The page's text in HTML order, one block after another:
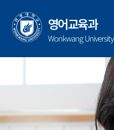
건
뛰
영어교육과
Wonkwang University